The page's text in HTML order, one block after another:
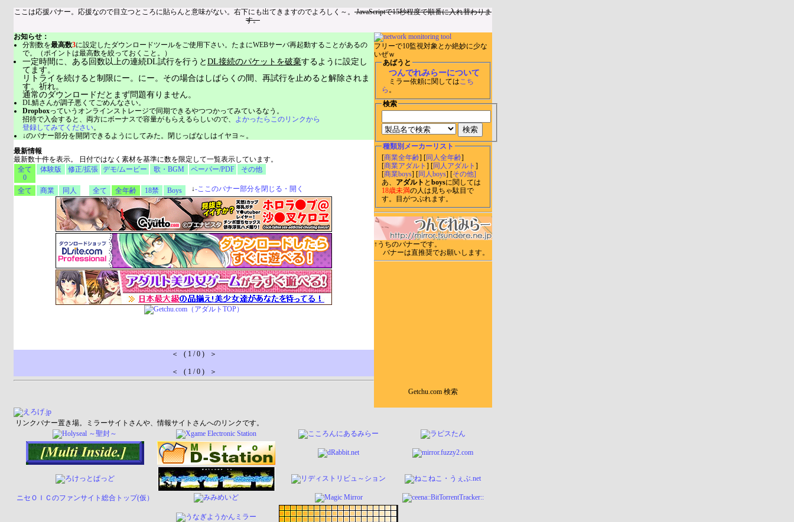
ここは応援バナー。応援なので目立つところに貼らんと意味がない。右下にも出てきますのでよろしく～。 JavaScriptで15秒程度で順番に入れ替わりま
す。
フリーで10監視対象とか絶妙に少な
いぜｗ
あばうと
つんでれみらーについて
ミラー依頼に関してはこち
ら 。
検索
種類別メーカーリスト
[商業全年齢 ] [同人全年齢]
[商業アダルト ] [同人アダルト ]
[商業boys] [同人boys ] [その他]
あ、 アダルト とboysに関しては
18歳未満の人は見ちゃ駄目で
す。目がつぶれます。
↑うちのバナーです。
バナーは直推奨でお願いします。
Getchu.com 検索
お知らせ：
分割数を最高数3に設定したダウンロードツールをご使用下さい。たまにWEBサーバ再起動することがあるの
で。（ポイントは最高数を絞っておくこと。）
一定時間に、ある回数以上の連続DL試行を行うとDL接続のパケットを破棄するように設定し
てます。
リトライを続けると制限にー。にー。その場合はしばらくの間、再試行を止めると解除されま
す。祈れ。
通常のダウンロードだとまず問題有りません。
DL鯖さんが調子悪くてごめんなさい。
Dropboxっていうオンラインストレージで同期できるやつつかってみているなう。
招待で入会すると、両方にボーナスで容量がもらえるらしいので、 よかったらこのリンクから
登録してみてください。
↓のバナー部分を開閉できるようにしてみた。閉じっぱなしはイヤヨ～。
最新情報
最新数十件を表示。 日付ではなく素材を基準に数を限定して一覧表示しています。
全て
0
体験版 修正/拡張 デモ/ムービー 歌・BGM ペーパー/PDF その他
全て 商業 同人 全て 全年齢 18禁 Boys ↓-ここのバナー部分を閉じる・開く
＜ ( 1 / 0 ) ＞
＜ ( 1 / 0 ) ＞
リンクバナー置き場。ミラーサイトさんや、情報サイトさんへのリンクです。
ニセＯＩＣのファンサイト総合トップ(仮）